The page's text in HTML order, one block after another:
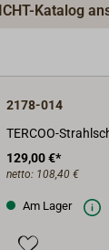
Katalog
2178-014
TERCOO-
129,00 €*
netto: 108,40 €
Am Lager